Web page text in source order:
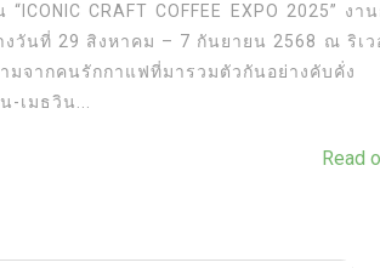
“ICONIC CRAFT COFFEE EXPO 2025”
งวันที่ 29 สิงหาคม – 7 กันยายน 2568 ณ ริเ
มจากคนรักกาแฟที่มารวมตัวกันอย่างคับคั่ง
-เมธวิน...
Read